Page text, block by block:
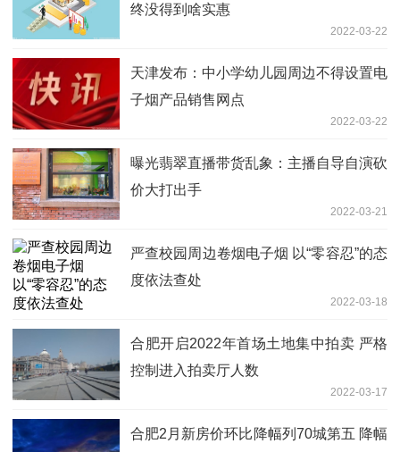
终没得到啥实惠
2022-03-22
天津发布：中小学幼儿园周边不得设置电
子烟产品销售网点
2022-03-22
曝光翡翠直播带货乱象：主播自导自演砍
价大打出手
2022-03-21
严查校园周边卷烟电子烟 以“零容忍”的态
度依法查处
2022-03-18
合肥开启2022年首场土地集中拍卖 严格
控制进入拍卖厅人数
2022-03-17
合肥2月新房价环比降幅列70城第五 降幅